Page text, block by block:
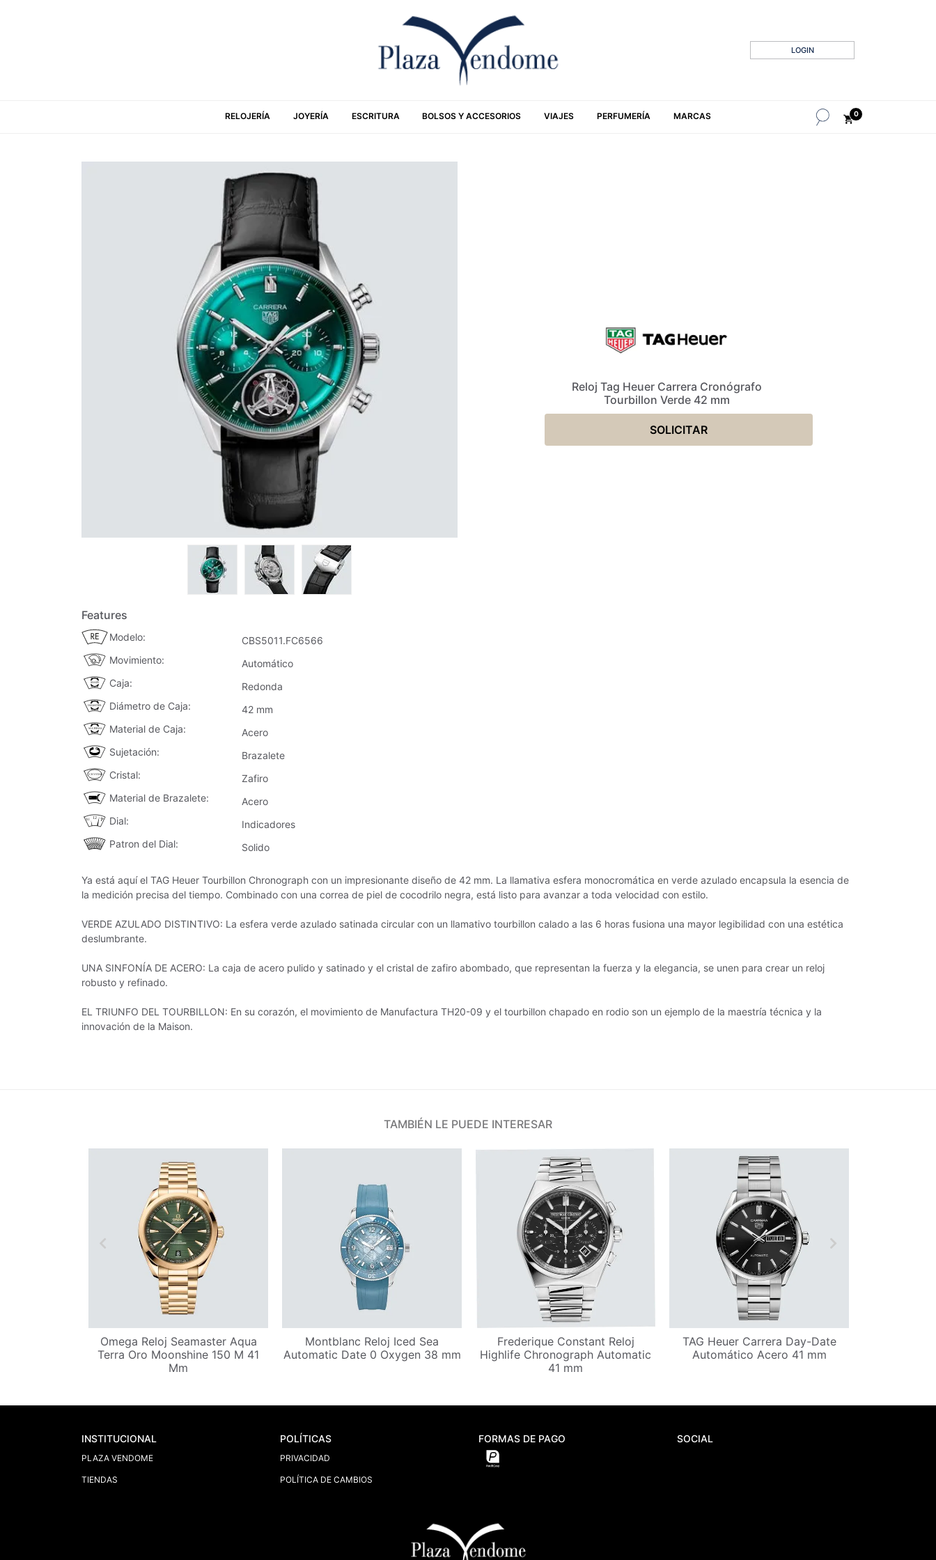
LOGIN
RELOJERÍA JOYERÍA ESCRITURA BOLSOS Y ACCESORIOS VIAJES PERFUMERÍA MARCAS 0
Reloj Tag Heuer Carrera Cronógrafo
Tourbillon Verde 42 mm
SOLICITAR
Features
Modelo
CBS5011.FC6566
Movimiento
Automático
Caja
Redonda
Diámetro de Caja
42 mm
Material de Caja
Acero
Sujetación
Brazalete
Cristal
Zafiro
Material de Brazalete
Acero
Dial
Indicadores
Patron del Dial
Solido
Ya está aquí el TAG Heuer Tourbillon Chronograph con un impresionante diseño de 42 mm. La llamativa esfera monocromática en verde azulado encapsula la esencia de
la medición precisa del tiempo. Combinado con una correa de piel de cocodrilo negra, está listo para avanzar a toda velocidad con estilo.
VERDE AZULADO DISTINTIVO: La esfera verde azulado satinada circular con un llamativo tourbillon calado a las 6 horas fusiona una mayor legibilidad con una estética
deslumbrante.
UNA SINFONÍA DE ACERO: La caja de acero pulido y satinado y el cristal de zafiro abombado, que representan la fuerza y la elegancia, se unen para crear un reloj
robusto y refinado.
EL TRIUNFO DEL TOURBILLON: En su corazón, el movimiento de Manufactura TH20-09 y el tourbillon chapado en rodio son un ejemplo de la maestría técnica y la
innovación de la Maison.
TAMBIÉN LE PUEDE INTERESAR
Omega Reloj Seamaster Aqua
Terra Oro Moonshine 150 M 41
Mm
Montblanc Reloj Iced Sea
Automatic Date 0 Oxygen 38 mm
Frederique Constant Reloj
Highlife Chronograph Automatic
41 mm
TAG Heuer Carrera Day-Date
Automático Acero 41 mm
INSTITUCIONAL
PLAZA VENDOME
TIENDAS
POLÍTICAS
PRIVACIDAD
POLÍTICA DE CAMBIOS
FORMAS DE PAGO SOCIAL